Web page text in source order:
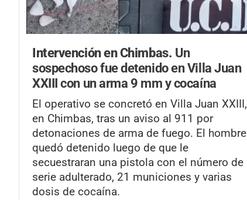
Intervención en Chimbas. Un
sospechoso fue detenido en Villa Juan
XXIII con un arma 9 mm y cocaína
El operativo se concretó en Villa Juan XXIII,
en Chimbas, tras un aviso al 911 por
detonaciones de arma de fuego. El hombre
quedó detenido luego de que le
secuestraran una pistola con el número de
serie adulterado, 21 municiones y varias
dosis de cocaína.